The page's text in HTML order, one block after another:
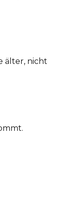
älter, nicht